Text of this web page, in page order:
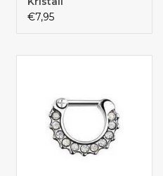
€7,95